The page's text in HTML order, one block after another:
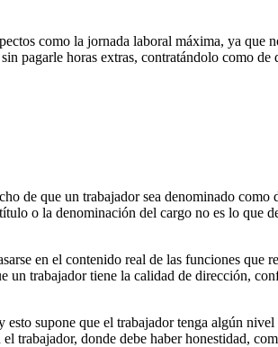
como la jornada laboral máxima, ya que
pagarle horas extras, contratándolo como
de que un trabajador sea denominado
o la denominación del cargo no es lo que
en el contenido real de las funciones
un trabajador tiene la calidad de dirección,
supone que el trabajador tenga algún
trabajador, donde debe haber honestidad,